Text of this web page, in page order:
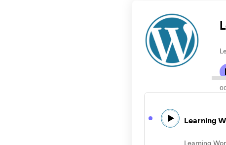
Learning